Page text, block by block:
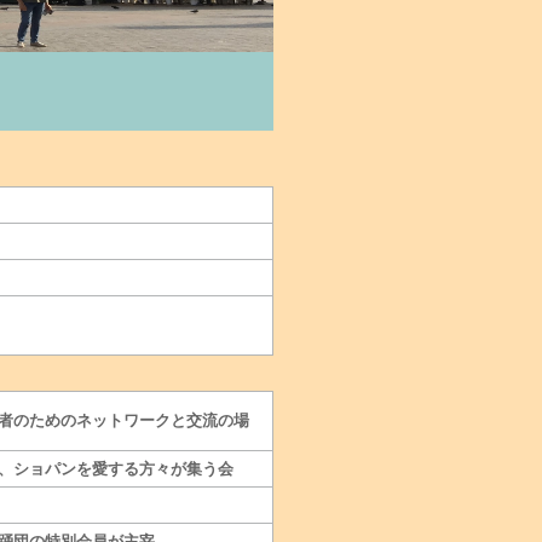
のためのネットワークと交流の場
ショパンを愛する方々が集う会